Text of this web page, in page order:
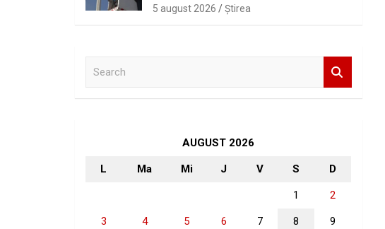
5 august 2026 Ştirea
AUGUST 2026
L Ma Mi J V S D
1 2
3 4 5 6 7 8 9